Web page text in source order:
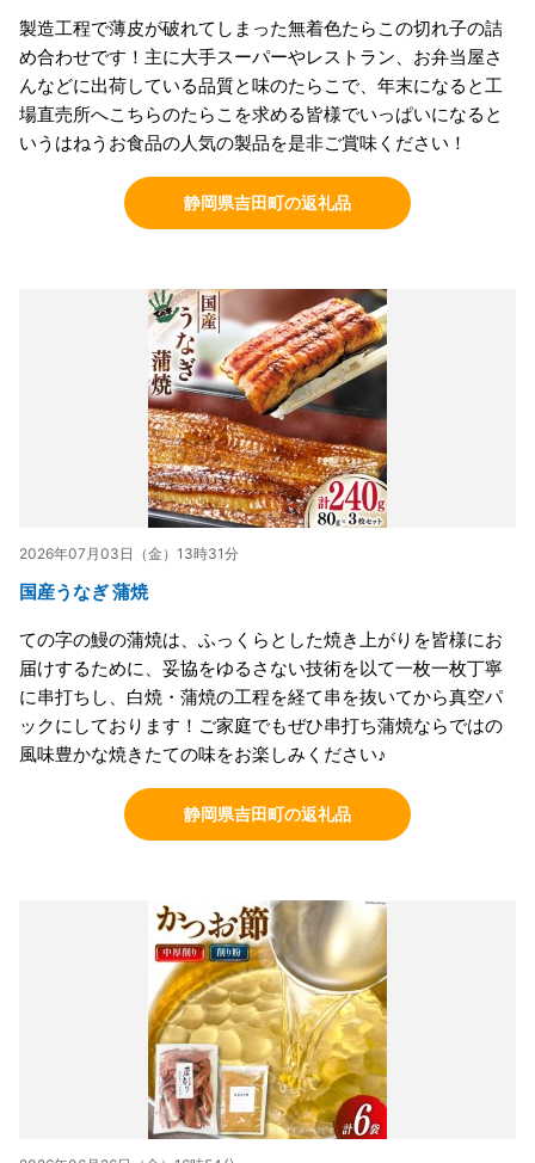
製造工程で薄皮が破れてしまった無着色たらこの切れ子の詰
め合わせです！主に大手スーパーやレストラン、お弁当屋さ
んなどに出荷している品質と味のたらこで、年末になると工
場直売所へこちらのたらこを求める皆様でいっぱいになると
いうはねうお食品の人気の製品を是非ご賞味ください！
静岡県吉田町の返礼品
2026年07月03日（金）13時31分
国産うなぎ 蒲焼
ての字の鰻の蒲焼は、ふっくらとした焼き上がりを皆様にお
届けするために、妥協をゆるさない技術を以て一枚一枚丁寧
に串打ちし、白焼・蒲焼の工程を経て串を抜いてから真空パ
ックにしております！ご家庭でもぜひ串打ち蒲焼ならではの
風味豊かな焼きたての味をお楽しみください♪
静岡県吉田町の返礼品